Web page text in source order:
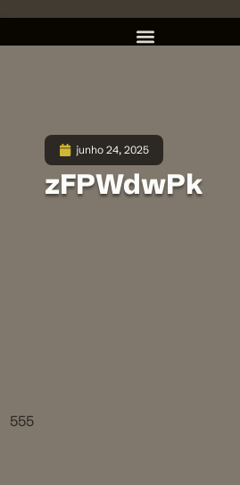
junho 24, 2025
zFPWdwPk
555